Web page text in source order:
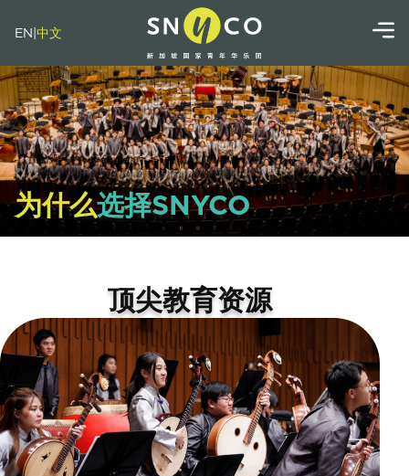
EN|中文
为什么选择SNYCO
顶尖教育资源